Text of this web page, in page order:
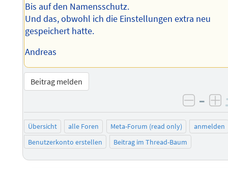
Bis auf den Namensschutz.
Und das, obwohl ich die Einstellungen extra neu
gespeichert hatte.
Andreas
Beitrag melden
–
Übersicht alle Foren Meta-Forum (read only)
anmelden
Benutzerkonto erstellen
Beitrag im Thread-Baum